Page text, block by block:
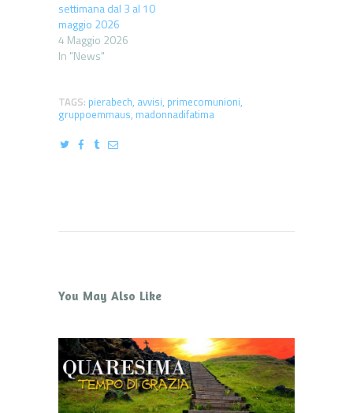
settimana dal 3 al 10
maggio 2026
4 Maggio 2026
In "News"
TAGS: pierabech, avvisi, primecomunioni,
gruppoemmaus, madonnadifatima
You May Also Like